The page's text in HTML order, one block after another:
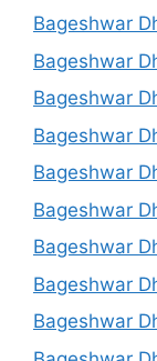
Bageshwar
Bageshwar
Bageshwar
Bageshwar
Bageshwar
Bageshwar
Bageshwar
Bageshwar
Bageshwar